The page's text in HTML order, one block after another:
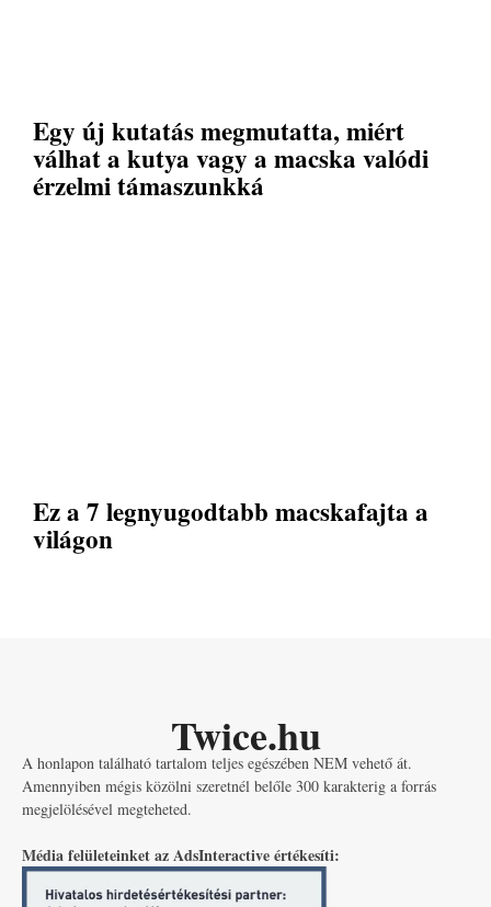
Egy új kutatás megmutatta, miért
válhat a kutya vagy a macska valódi
érzelmi támaszunkká
Ez a 7 legnyugodtabb macskafajta a
világon
Twice.hu
A honlapon található tartalom teljes egészében NEM vehető át.
Amennyiben mégis közölni szeretnél belőle 300 karakterig a forrás
megjelölésével megteheted.
Média felületeinket az AdsInteractive értékesíti: